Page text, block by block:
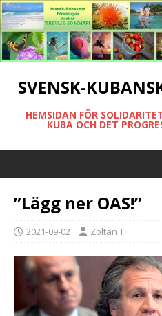
SVENSK-
HEMSIDAN FÖR
KUBA OCH DET
”Lägg ner OAS!”
2021-09-02 Zoltan T